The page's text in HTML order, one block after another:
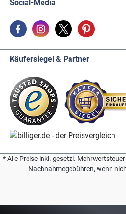
Social-Media
Käufersiegel & Partner
* Alle Preise inkl. gesetzl.
Nachnahmegebühren, wenn